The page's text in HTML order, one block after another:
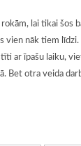
lai tikai šos
nāk tiem
ar īpašu laiku,
otra veida